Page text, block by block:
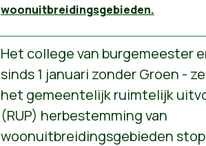
woonuitbreidingsgebieden.
Het college van burgemeester
sinds 1 januari zonder Groen -
het gemeentelijk ruimtelijk
(RUP) herbestemming van
woonuitbreidingsgebieden